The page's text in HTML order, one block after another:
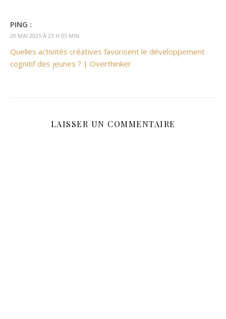
PING :
20 MAI 2025 À 23 H 05 MIN
Quelles activités créatives favorisent le développement
cognitif des jeunes ? | Overthinker
LAISSER UN COMMENTAIRE